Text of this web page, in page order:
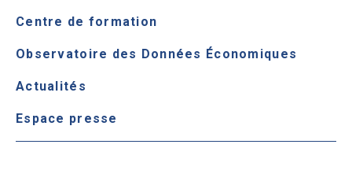
Centre de formation
Observatoire des Données Économiques
Actualités
Espace presse